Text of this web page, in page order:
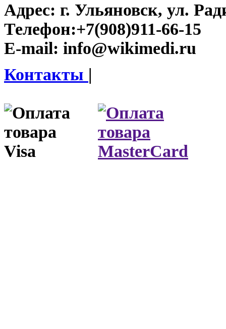
Адрес: г. Ульяновск, ул.
Телефон:+7(908)911-66-15
E-mail: info@wikimedi.ru
Контакты |